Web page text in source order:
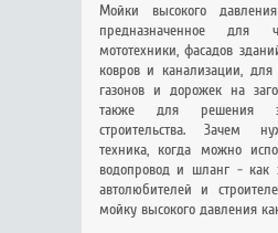
Мойки высокого
предназначенное
мототехники, фасадов
ковров и канализации, для
газонов и дорожек на
также для решения
строительства. Зачем
техника, когда можно
водопровод и шланг - как
автолюбителей и
мойку высокого давления